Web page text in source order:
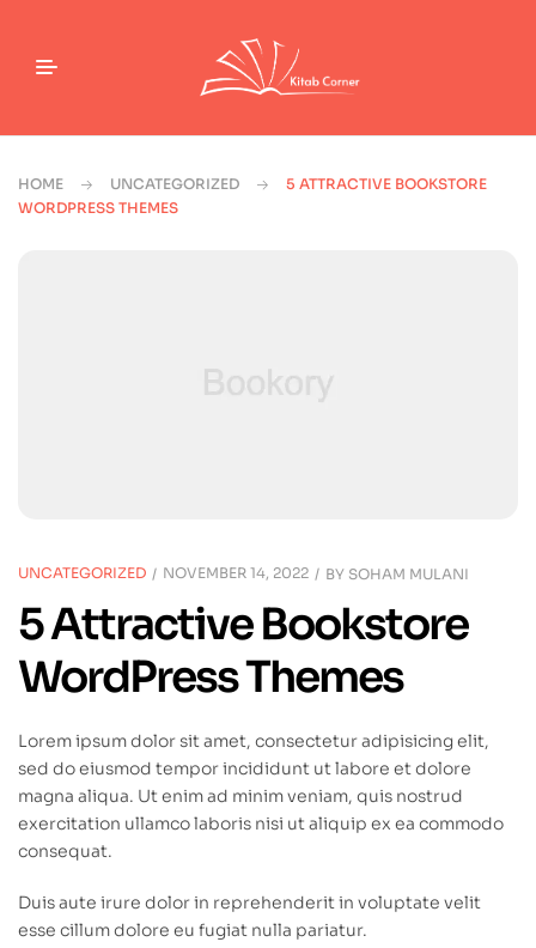
HOME UNCATEGORIZED
5 ATTRACTIVE BOOKSTORE
WORDPRESS THEMES
UNCATEGORIZED NOVEMBER 14, 2022 BY SOHAM MULANI
5 Attractive Bookstore
WordPress Themes
Lorem ipsum dolor sit amet, consectetur adipisicing elit,
sed do eiusmod tempor incididunt ut labore et dolore
magna aliqua. Ut enim ad minim veniam, quis nostrud
exercitation ullamco laboris nisi ut aliquip ex ea commodo
consequat.
Duis aute irure dolor in reprehenderit in voluptate velit
esse cillum dolore eu fugiat nulla pariatur.